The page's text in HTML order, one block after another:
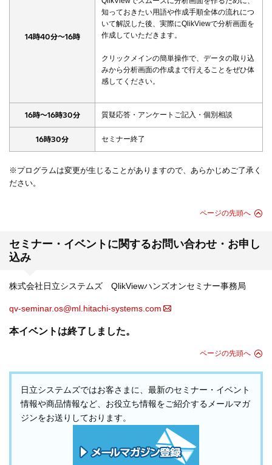
14時40分～16時
知っておきたい用語や作成手順全体の流れにつ
いて解説した後、実際にQlikViewで分析画面を
作成していただきます。
クリックメインの簡単操作で、データの取り込
みから分析画面の作成まで行えることをぜひ体
感してください。
16時～16時30分 質疑応答・アンケートご記入・個別相談
16時30分 セミナー終了
※プログラムは変更が生じることがありますので、あらかじめご了承く
ださい。
ページの先頭へ
セミナー・イベントに関するお問い合わせ・お申し
込み
株式会社日立システムズ QlikViewハンズオンセミナー事務局
qv-seminar.os@ml.hitachi-systems.com
本イベントは終了しました。
ページの先頭へ
日立システムズではお客さまに、最新のセミナー・イベント
情報や商品情報など、お役立ち情報をご紹介するメールマガ
ジンをお送りしております。